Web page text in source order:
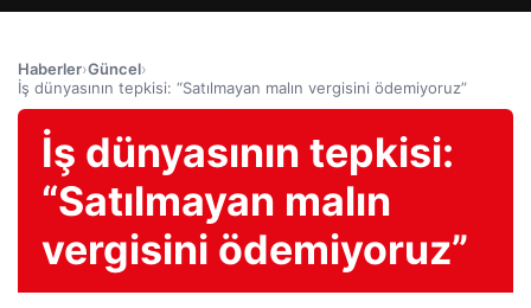
Haberler›Güncel›
İş dünyasının tepkisi: “Satılmayan malın vergisini ödemiyoruz”
İş dünyasının tepkisi:
“Satılmayan malın
vergisini ödemiyoruz”